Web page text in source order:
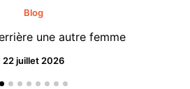
Blog
une autre femme
22 juillet 2026